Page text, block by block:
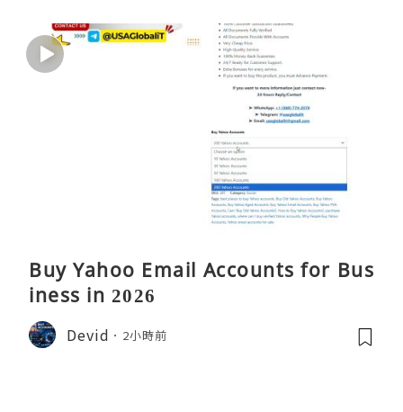
Buy Yahoo Email Accounts for Bus
iness in 2026
Devid 2小時前